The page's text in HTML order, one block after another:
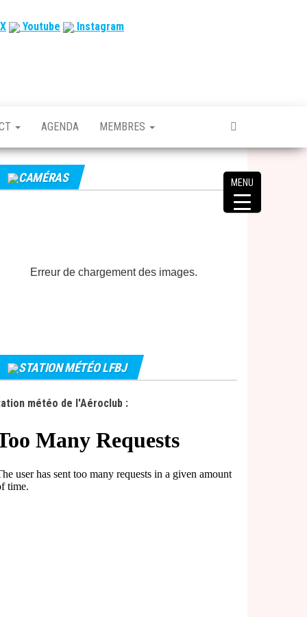
Youtube Instagram
AGENDA MEMBRES
CAMÉRAS
Erreur de chargement des images.
STATION MÉTÉO LFBJ
météo de l'Aéroclub :
MENU